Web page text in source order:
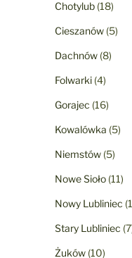
Chotylub(18)
Cieszanów(5)
Dachnów(8)
Folwarki(4)
Gorajec (16)
Kowalówka (5)
Niemstów(5)
Nowe Sioło(11)
Nowy Lubliniec
Stary Lubliniec
Żuków(10)